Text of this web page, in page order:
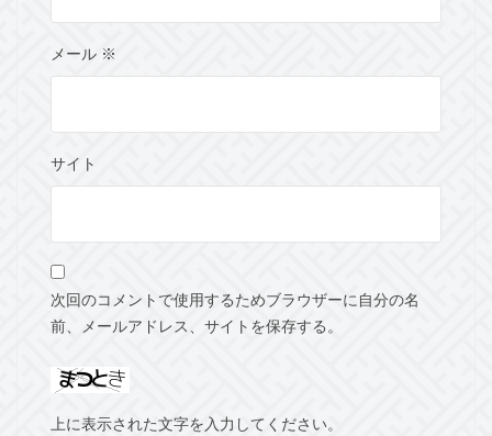
メール ※
サイト
次回のコメントで使用するためブラウザーに自分の名
前、メールアドレス、サイトを保存する。
上に表示された文字を入力してください。